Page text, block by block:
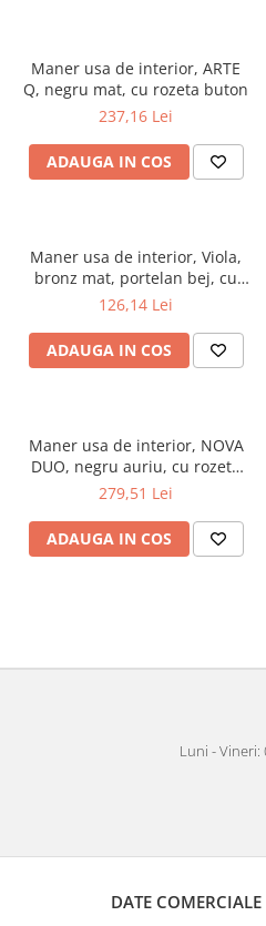
Maner usa de interior, ARTE
Q, negru mat, cu rozeta buton
237,16 Lei
ADAUGA IN COS
Maner usa de interior, Viola,
bronz mat, portelan bej, cu
rozeta cheie
126,14 Lei
ADAUGA IN COS
Maner usa de interior, NOVA
DUO, negru auriu, cu rozeta
cheie
279,51 Lei
ADAUGA IN COS
Luni - Vineri:
DATE COMERCIALE